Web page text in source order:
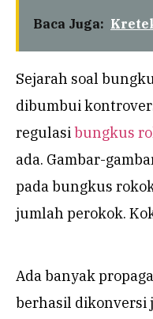
Baca Juga:
Sejarah soal
dibumbui
regulasibungkus
ada. Gambar-
pada bungkus
jumlah perokok.
Ada banyak
berhasil dikonversi